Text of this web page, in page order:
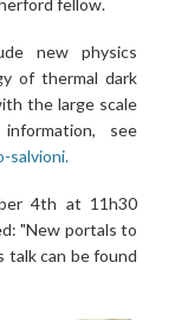
fellow.
new physics
of thermal dark
the large scale
see
salvioni.
4th at 11h30
"New portals to
talk can be found